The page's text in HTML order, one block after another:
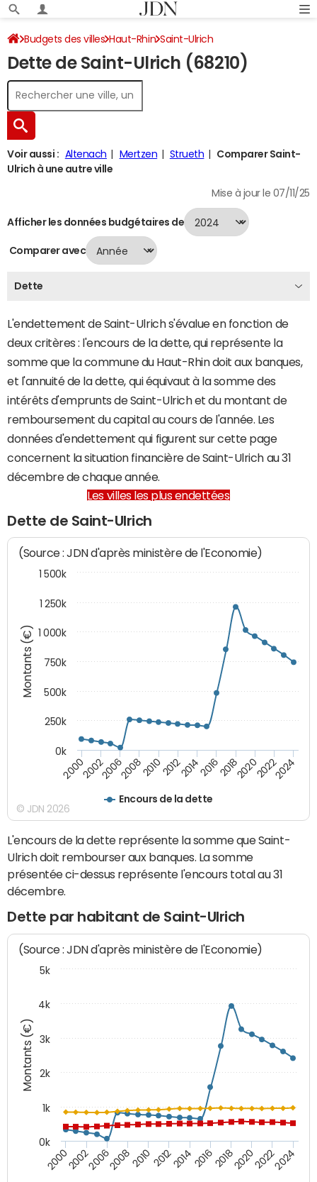
Budgets des villes Haut-Rhin Saint-Ulrich
Dette au 31/12/2024
Dette de Saint-Ulrich (68210)
Voir aussi : Altenach Mertzen Strueth
Comparer Saint-
Ulrich à une autre ville
Mise à jour le 07/11/25
Afficher les données budgétaires de
Comparer avec
Dette
L'endettement de Saint-Ulrich s'évalue en fonction de
deux critères : l'encours de la dette, qui représente la
somme que la commune du Haut-Rhin doit aux banques,
et l'annuité de la dette, qui équivaut à la somme des
intérêts d'emprunts de Saint-Ulrich et du montant de
remboursement du capital au cours de l'année. Les
données d'endettement qui figurent sur cette page
concernent la situation financière de Saint-Ulrich au 31
décembre de chaque année.
Les villes les plus endettées
Dette de Saint-Ulrich
Montants (€)
(Source : JDN d'après ministère de l'Economie)
Encours de la dette
200020022006200820102012201420162018202020222024
0k
250k
500k
750k
1 000k
1 250k
1 500k
© JDN 2026
L'encours de la dette représente la somme que Saint-
Ulrich doit rembourser aux banques. La somme
présentée ci-dessus représente l'encours total au 31
décembre.
Dette par habitant de Saint-Ulrich
Montants (€)
(Source : JDN d'après ministère de l'Economie)
20002002200620082010 2012201420162018202020222024
0k
1k
2k
3k
4k
5k